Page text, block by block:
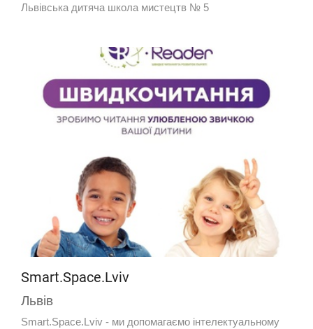
Львівська дитяча школа мистецтв № 5
Smart.Space.Lviv
Львів
Smart.Space.Lviv - ми допомагаємо інтелектуальному